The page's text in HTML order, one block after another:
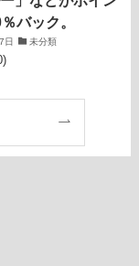
バック。
日 未分類